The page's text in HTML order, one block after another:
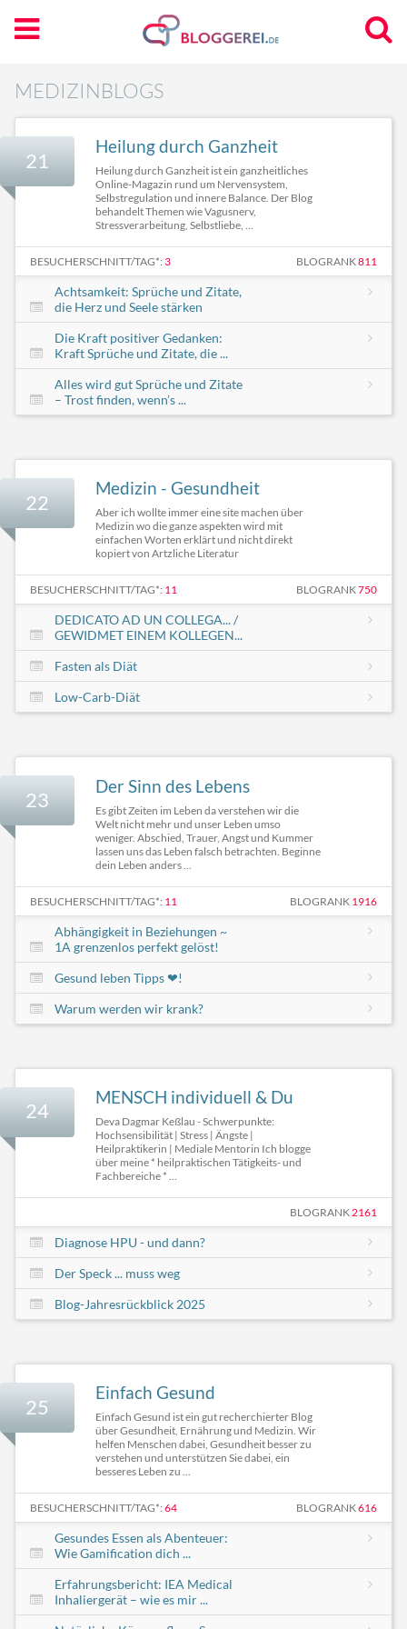
MEDIZINBLOGS
21
Heilung durch Ganzheit
Heilung durch Ganzheit ist ein ganzheitliches
Online-Magazin rund um Nervensystem,
Selbstregulation und innere Balance. Der Blog
behandelt Themen wie Vagusnerv,
Stressverarbeitung, Selbstliebe, ...
BESUCHERSCHNITT/TAG*: 3 BLOGRANK811
Achtsamkeit: Sprüche und Zitate,
die Herz und Seele stärken
Die Kraft positiver Gedanken:
Kraft Sprüche und Zitate, die ...
Alles wird gut Sprüche und Zitate
– Trost finden, wenn’s ...
22
Medizin - Gesundheit
Aber ich wollte immer eine site machen über
Medizin wo die ganze aspekten wird mit
einfachen Worten erklärt und nicht direkt
kopiert von Artzliche Literatur
BESUCHERSCHNITT/TAG*: 11 BLOGRANK750
DEDICATO AD UN COLLEGA... /
GEWIDMET EINEM KOLLEGEN...
Fasten als Diät
Low-Carb-Diät
23
Der Sinn des Lebens
Es gibt Zeiten im Leben da verstehen wir die
Welt nicht mehr und unser Leben umso
weniger. Abschied, Trauer, Angst und Kummer
lassen uns das Leben falsch betrachten. Beginne
dein Leben anders ...
BESUCHERSCHNITT/TAG*: 11 BLOGRANK 1916
Abhängigkeit in Beziehungen ~
1A grenzenlos perfekt gelöst!
Gesund leben Tipps ❤!
Warum werden wir krank?
24
MENSCH individuell & Du
Deva Dagmar Keßlau - Schwerpunkte:
Hochsensibilität | Stress | Ängste |
Heilpraktikerin | Mediale Mentorin Ich blogge
über meine * heilpraktischen Tätigkeits- und
Fachbereiche * ...
BLOGRANK 2161
Diagnose HPU - und dann?
Der Speck ... muss weg
Blog-Jahresrückblick 2025
25
Einfach Gesund
Einfach Gesund ist ein gut recherchierter Blog
über Gesundheit, Ernährung und Medizin. Wir
helfen Menschen dabei, Gesundheit besser zu
verstehen und unterstützen Sie dabei, ein
besseres Leben zu ...
BESUCHERSCHNITT/TAG*: 64 BLOGRANK616
Gesundes Essen als Abenteuer:
Wie Gamification dich ...
Erfahrungsbericht: IEA Medical
Inhaliergerät – wie es mir ...